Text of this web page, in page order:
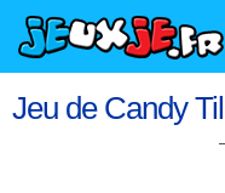
Jeu de Candy